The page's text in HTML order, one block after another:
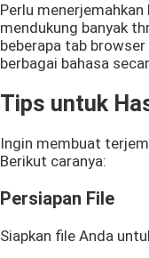
Perlu menerjemahkan
mendukung banyak
beberapa tab
berbagai bahasa
Tips untuk
Ingin membuat
Berikut caranya:
Persiapan File
Siapkan file Anda